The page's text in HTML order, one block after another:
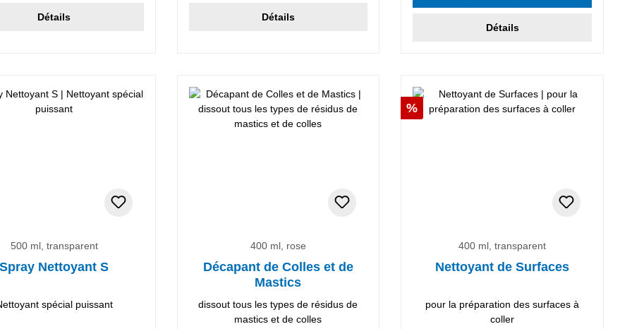
Détails Détails
Détails
500 ml, transparent
Spray Nettoyant S
spécial puissant
400 ml, rose
Décapant de Colles et de
Mastics
dissout tous les types de résidus de
mastics et de colles
Réduction
%
400 ml, transparent
Nettoyant de Surfaces
pour la préparation des surfaces à
coller